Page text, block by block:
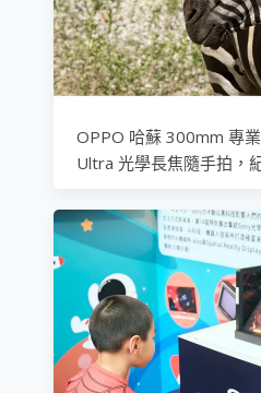
OPPO 哈蘇 300mm 專
Ultra 光學長焦隨手拍，